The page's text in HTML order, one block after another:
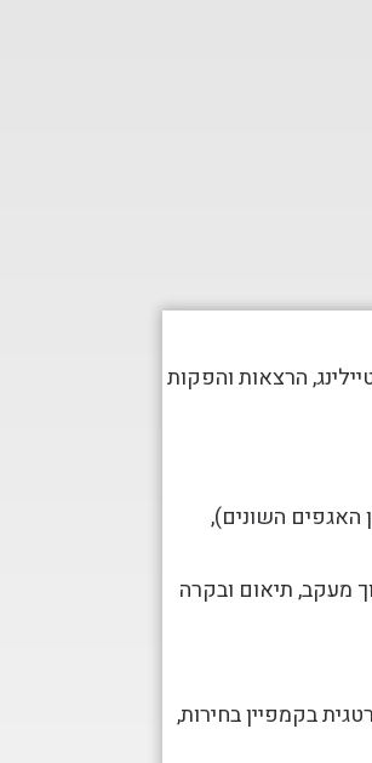
סטיילינג, הרצאות והפקות
האגפים השונים),
מעקב, תיאום ובקרה
בקמפיין בחירות,